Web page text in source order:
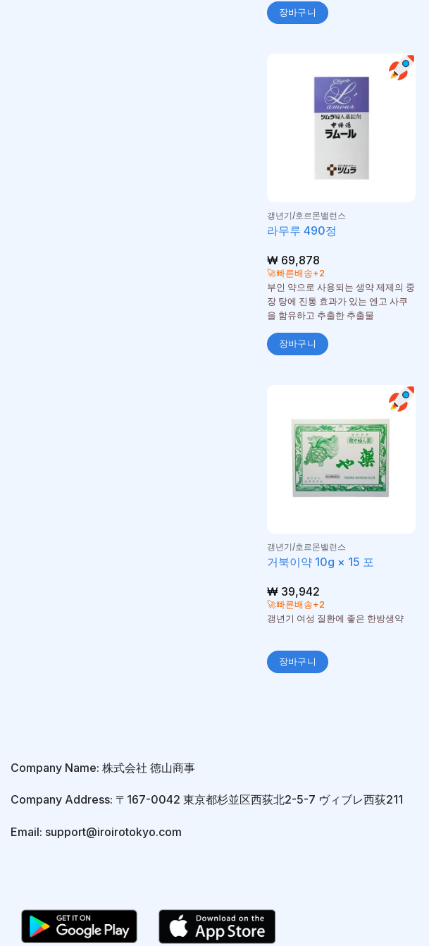
장바구니
갱년기/호르몬밸런스
라무루 490정
₩ 69,878
🚀빠른배송+2
부인 약으로 사용되는 생약 제제의 중
장 탕에 진통 효과가 있는 엔고 사쿠
을 함유하고 추출한 추출물
장바구니
갱년기/호르몬밸런스
거북이약 10g × 15 포
₩ 39,942
🚀빠른배송+2
갱년기 여성 질환에 좋은 한방생약
장바구니
Company Name: 株式会社 徳山商事
Company Address: 〒167-0042 東京都杉並区西荻北2-5-7 ヴィブレ西荻211
Email: support@iroirotokyo.com